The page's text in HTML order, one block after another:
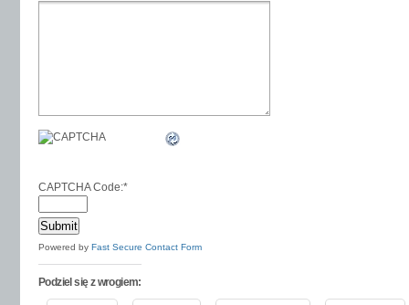
CAPTCHA Code:*
Powered by Fast Secure Contact Form
Podziel się z wrogiem: